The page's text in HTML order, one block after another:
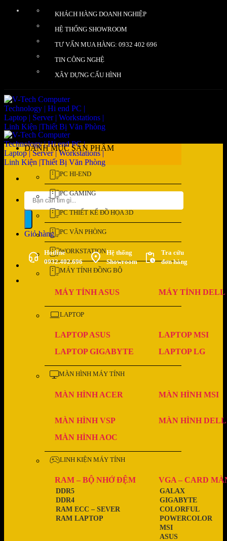
KHÁCH HÀNG DOANH NGHIỆP
HỆ THỐNG SHOWROOM
TƯ VẤN MUA HÀNG: 0932 402 696
TIN CÔNG NGHỆ
XÂY DỰNG CẤU HÌNH
Tìm
kiếm:
Giỏ hàng
Hotline
0932.402.696
Hệ thống
Showroom
Tra cứu
đơn hàng
DANH MỤC SẢN PHẨM
PC HI-END
PC GAMING
PC THIẾT KẾ ĐỒ HỌA 3D
PC VĂN PHÒNG
WORKSTATION
MÁY TÍNH ĐỒNG BỘ
MÁY TÍNH ASUS MÁY TÍNH DELL
LAPTOP
LAPTOP ASUS
LAPTOP MSI
LAPTOP GIGABYTE
LAPTOP LG
MÀN HÌNH MÁY TÍNH
MÀN HÌNH ACER MÀN HÌNH MSI
MÀN HÌNH VSP
MÀN HÌNH DELL
MÀN HÌNH AOC
LINH KIỆN MÁY TÍNH
RAM – BỘ NHỚ ĐỆM
RAM LAPTOP
RAM ECC – SEVER
DDR4
DDR5
VGA – CARD
ASUS
MSI
POWERCOLOR
COLORFUL
GIGABYTE
GALAX